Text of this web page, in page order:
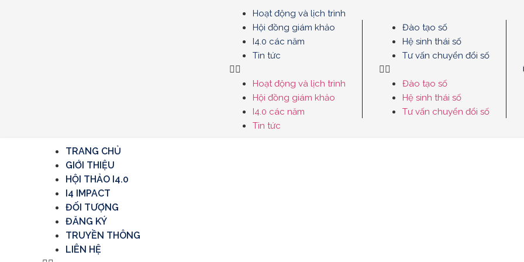
Hoạt động và lịch trình
Hội đồng giám khảo
I4.0 các năm
Tin tức
Hoạt động và lịch trình
Hội đồng giám khảo
I4.0 các năm
Tin tức
Đào tạo số
Hệ sinh thái số
Tư vấn chuyển đổi số
Đào tạo số
Hệ sinh thái số
Tư vấn chuyển đổi số
TRANG CHỦ
GIỚI THIỆU
HỘI THẢO I4.0
I4 IMPACT
ĐỐI TƯỢNG
ĐĂNG KÝ
TRUYỀN THÔNG
LIÊN HỆ